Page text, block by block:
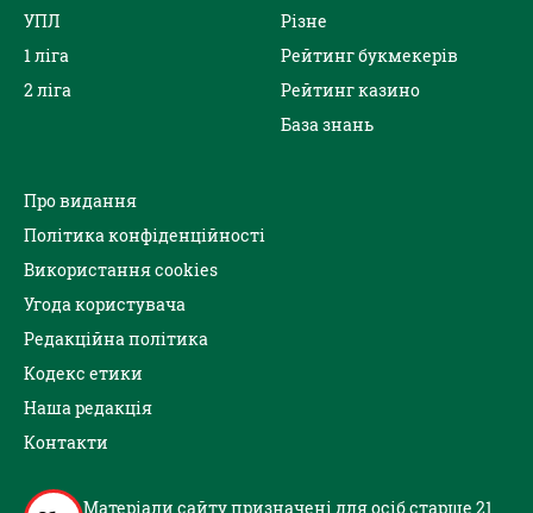
УПЛ
1 ліга
2 ліга
Різне
Рейтинг букмекерів
Рейтинг казино
База знань
Про видання
Політика конфіденційності
Використання cookies
Угода користувача
Редакційна політика
Кодекс етики
Наша редакція
Контакти
Матеріали сайту призначені для осіб старше 21